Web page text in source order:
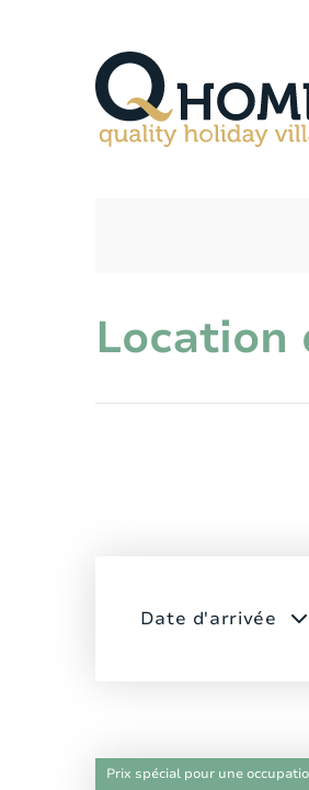
Location
Prix ​​spécial pour une